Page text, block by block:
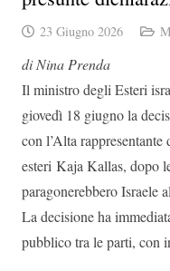
23 Giugno 2026
di Nina Prenda
Il ministro degli Esteri
giovedì 18 giugno la
con l’Alta
esteri Kaja Kallas, dopo
paragonerebbero Israele
La decisione ha
pubblico tra le parti, con